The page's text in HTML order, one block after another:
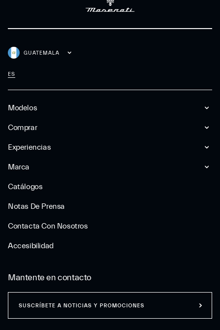
Modelos
Comprar
Experiencias
Marca
Catálogos
Notas De Prensa
Contacta Con Nosotros
Accesibilidad
GUATEMALA
ES
Mantente en contacto
SUSCRÍBETE A NOTICIAS Y PROMOCIONES